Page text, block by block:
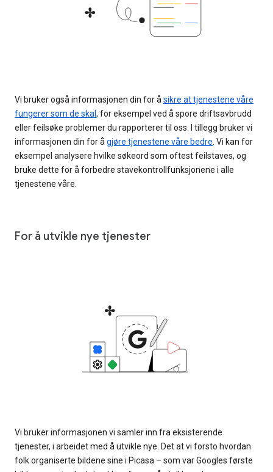
Vi bruker også informasjonen din for å sikre at tjenestene våre
fungerer som de skal , for eksempel ved å spore driftsavbrudd
eller feilsøke problemer du rapporterer til oss. I tillegg bruker vi
informasjonen din for å gjøre tjenestene våre bedre . Vi kan for
eksempel analysere hvilke søkeord som oftest feilstaves, og
bruke dette for å forbedre stavekontrollfunksjonene i alle
tjenestene våre.
For å utvikle nye tjenester
Vi bruker informasjonen vi samler inn fra eksisterende
tjenester, i arbeidet med å utvikle nye. Det at vi forsto hvordan
folk organiserte bildene sine i Picasa – som var Googles første